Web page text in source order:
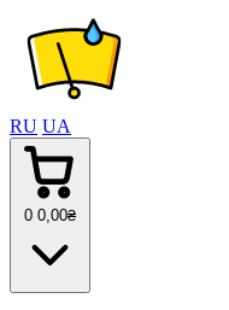
RU UA
0 0 ,00₴